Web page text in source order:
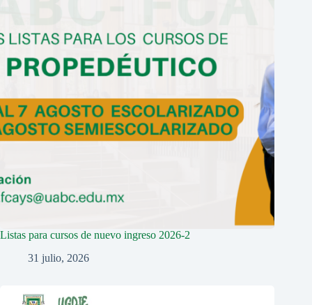
Listas para cursos de nuevo ingreso 2026-2
31 julio, 2026